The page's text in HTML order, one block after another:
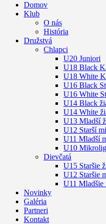
Domov
Klub
O nás
História
Družstvá
Chlapci
U20 Juniori
U18 Black
U18 White
U16 Black
U16 White
U14 Black
U14 White
U13 Mladší
U12 Starší
U11 Mladší
U10
Dievčatá
U15 Staršie
U12 Staršie
U11
Novinky
Galéria
Partneri
Kontakt